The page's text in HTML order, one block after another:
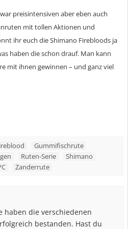
preisintensiven aber eben auch
mit tollen Aktionen und
ihr euch die Shimano Firebloods ja
haben die schon drauf. Man kann
mit ihnen gewinnen – und ganz viel
Gummifischrute
Ruten-Serie
Shimano
Zanderrute
haben die verschiedenen
bestanden. Hast du